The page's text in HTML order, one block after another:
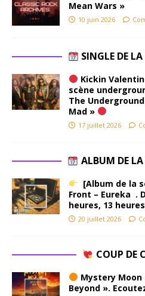
Mean Wars »
10 juin 2026
SINGLE DE
Kickin
scène
The
Mad »
17 juillet 2026
ALBUM DE
[Album de la
Front – Eureka .
heures, 13
20 juillet 2026
COUP DE
Mystery Moon
Beyond ».